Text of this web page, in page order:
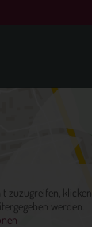
zuzugreifen,
werden.